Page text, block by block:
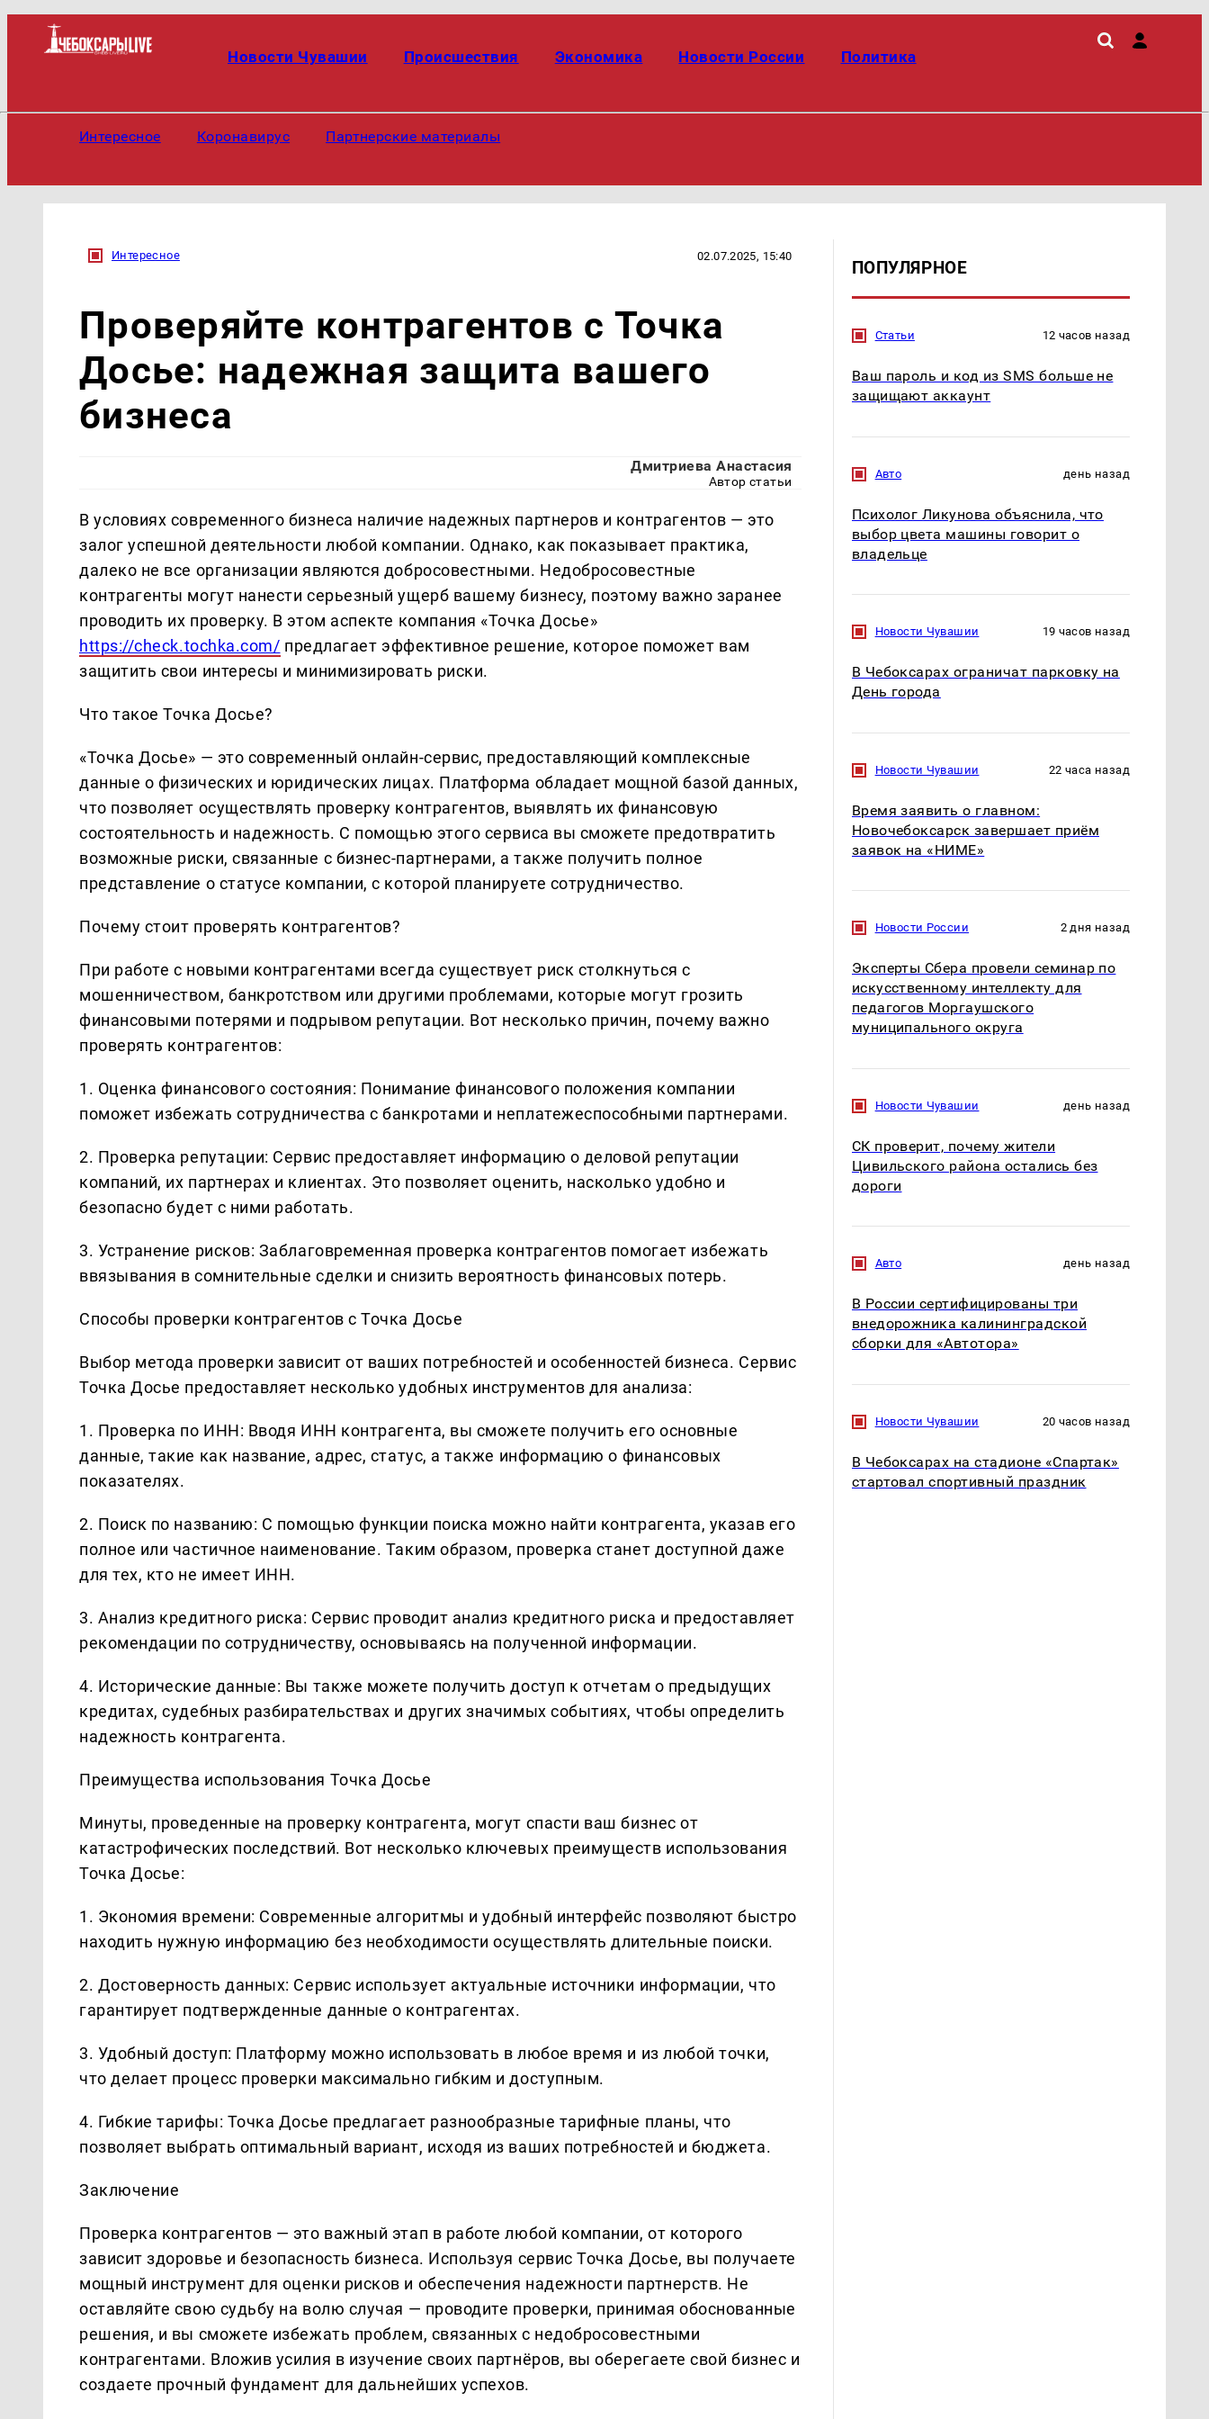
Новости Чувашии Происшествия Экономика Новости России Политика
Интересное Коронавирус Партнерские материалы
Интересное 02.07.2025, 15:40
Проверяйте контрагентов с Точка
Досье: надежная защита вашего
бизнеса
Дмитриева Анастасия
Автор статьи
В условиях современного бизнеса наличие надежных партнеров и контрагентов — это
залог успешной деятельности любой компании. Однако, как показывает практика,
далеко не все организации являются добросовестными. Недобросовестные
контрагенты могут нанести серьезный ущерб вашему бизнесу, поэтому важно заранее
проводить их проверку. В этом аспекте компания «Точка Досье»
https://check.tochka.com/ предлагает эффективное решение, которое поможет вам
защитить свои интересы и минимизировать риски.
Что такое Точка Досье?
«Точка Досье» — это современный онлайн-сервис, предоставляющий комплексные
данные о физических и юридических лицах. Платформа обладает мощной базой данных,
что позволяет осуществлять проверку контрагентов, выявлять их финансовую
состоятельность и надежность. С помощью этого сервиса вы сможете предотвратить
возможные риски, связанные с бизнес-партнерами, а также получить полное
представление о статусе компании, с которой планируете сотрудничество.
Почему стоит проверять контрагентов?
При работе с новыми контрагентами всегда существует риск столкнуться с
мошенничеством, банкротством или другими проблемами, которые могут грозить
финансовыми потерями и подрывом репутации. Вот несколько причин, почему важно
проверять контрагентов:
1. Оценка финансового состояния: Понимание финансового положения компании
поможет избежать сотрудничества с банкротами и неплатежеспособными партнерами.
2. Проверка репутации: Сервис предоставляет информацию о деловой репутации
компаний, их партнерах и клиентах. Это позволяет оценить, насколько удобно и
безопасно будет с ними работать.
3. Устранение рисков: Заблаговременная проверка контрагентов помогает избежать
ввязывания в сомнительные сделки и снизить вероятность финансовых потерь.
Способы проверки контрагентов с Точка Досье
Выбор метода проверки зависит от ваших потребностей и особенностей бизнеса. Сервис
Точка Досье предоставляет несколько удобных инструментов для анализа:
1. Проверка по ИНН: Вводя ИНН контрагента, вы сможете получить его основные
данные, такие как название, адрес, статус, а также информацию о финансовых
показателях.
2. Поиск по названию: С помощью функции поиска можно найти контрагента, указав его
полное или частичное наименование. Таким образом, проверка станет доступной даже
для тех, кто не имеет ИНН.
3. Анализ кредитного риска: Сервис проводит анализ кредитного риска и предоставляет
рекомендации по сотрудничеству, основываясь на полученной информации.
4. Исторические данные: Вы также можете получить доступ к отчетам о предыдущих
кредитах, судебных разбирательствах и других значимых событиях, чтобы определить
надежность контрагента.
Преимущества использования Точка Досье
Минуты, проведенные на проверку контрагента, могут спасти ваш бизнес от
катастрофических последствий. Вот несколько ключевых преимуществ использования
Точка Досье:
1. Экономия времени: Современные алгоритмы и удобный интерфейс позволяют быстро
находить нужную информацию без необходимости осуществлять длительные поиски.
2. Достоверность данных: Сервис использует актуальные источники информации, что
гарантирует подтвержденные данные о контрагентах.
3. Удобный доступ: Платформу можно использовать в любое время и из любой точки,
что делает процесс проверки максимально гибким и доступным.
4. Гибкие тарифы: Точка Досье предлагает разнообразные тарифные планы, что
позволяет выбрать оптимальный вариант, исходя из ваших потребностей и бюджета.
Заключение
Проверка контрагентов — это важный этап в работе любой компании, от которого
зависит здоровье и безопасность бизнеса. Используя сервис Точка Досье, вы получаете
мощный инструмент для оценки рисков и обеспечения надежности партнерств. Не
оставляйте свою судьбу на волю случая — проводите проверки, принимая обоснованные
решения, и вы сможете избежать проблем, связанных с недобросовестными
контрагентами. Вложив усилия в изучение своих партнёров, вы оберегаете свой бизнес и
создаете прочный фундамент для дальнейших успехов.
ПОПУЛЯРНОЕ
Статьи 12 часов назад
Ваш пароль и код из SMS больше не
защищают аккаунт
Авто день назад
Психолог Ликунова объяснила, что
выбор цвета машины говорит о
владельце
Новости Чувашии 19 часов назад
В Чебоксарах ограничат парковку на
День города
Новости Чувашии 22 часа назад
Время заявить о главном:
Новочебоксарск завершает приём
заявок на «НИМЕ»
Новости России 2 дня назад
Эксперты Сбера провели семинар по
искусственному интеллекту для
педагогов Моргаушского
муниципального округа
Новости Чувашии день назад
СК проверит, почему жители
Цивильского района остались без
дороги
Авто день назад
В России сертифицированы три
внедорожника калининградской
сборки для «Автотора»
Новости Чувашии 20 часов назад
В Чебоксарах на стадионе «Спартак»
стартовал спортивный праздник